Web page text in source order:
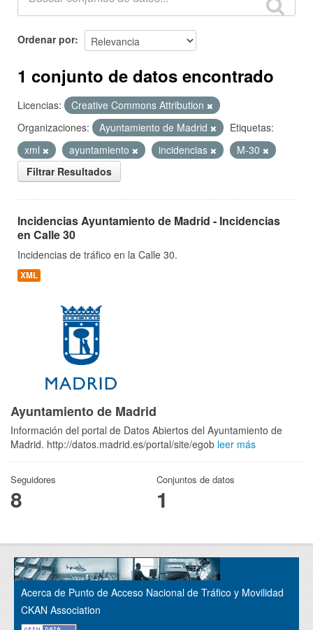
Ordenar por
1 conjunto de datos encontrado
Licencias:
Creative Commons Attribution
Organizaciones:
Ayuntamiento de Madrid
Etiquetas:
xml
ayuntamiento incidencias
M-30
Filtrar Resultados
Incidencias Ayuntamiento de Madrid - Incidencias
en Calle 30
Incidencias de tráfico en la Calle 30.
XML
Ayuntamiento de Madrid
Información del portal de Datos Abiertos del Ayuntamiento de
Madrid. http://datos.madrid.es/portal/site/egob leer más
Seguidores
8
Conjuntos de datos
1
Acerca de Punto de Acceso Nacional de Tráfico y Movilidad
CKAN Association